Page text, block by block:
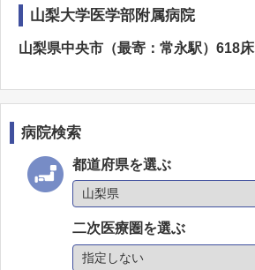
山梨大学医学部附属病院
山梨県中央市（最寄：常永駅）618床
病院検索
都道府県を選ぶ
二次医療圏を選ぶ